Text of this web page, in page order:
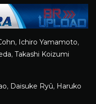
, Ichiro Yamamoto,
, Takashi Koizumi
, Daisuke Ryû, Haruko